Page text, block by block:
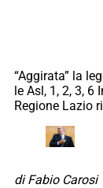
“Aggirata” la
le Asl, 1, 2, 3, 6
Regione Lazio
di Fabio Carosi